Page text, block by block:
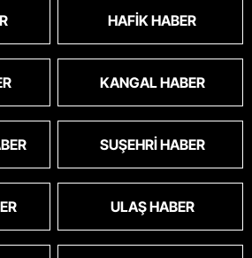
HAFIK HABER
KANGAL HABER
SUŞEHRI HABER
ULAŞ HABER